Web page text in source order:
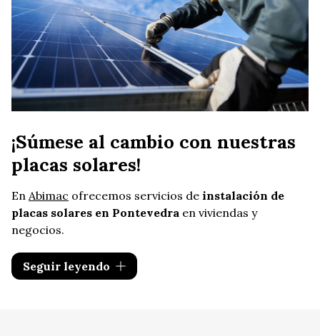
¡Súmese al cambio con nuestras
placas solares!
En Abimac ofrecemos servicios de instalación de
placas solares en Pontevedra en viviendas y
negocios.
Con las placas solares, podrá contribuir al
del medioambientey aumentar la eficiencia
Seguir leyendo